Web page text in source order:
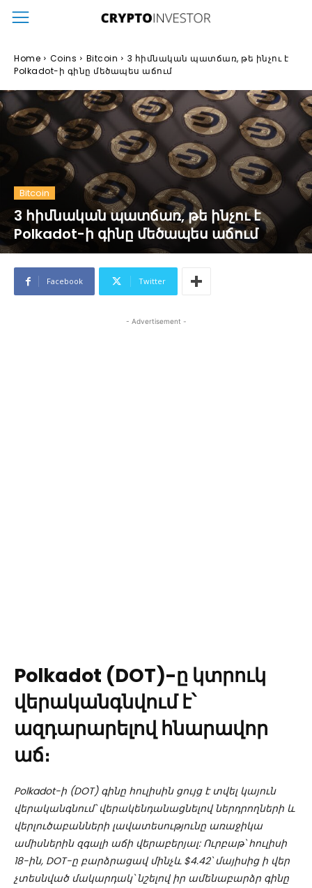
Home Coins Bitcoin
3 հիմնական պատճառ, թե ինչու է
Polkadot-ի գինը մեծապես աճում
Bitcoin
3 հիմնական պատճառ, թե ինչու է
Polkadot-ի գինը մեծապես աճում
Facebook Twitter
- Advertisement -
Polkadot (DOT)-ը կտրուկ
վերականգնվում է՝
ազդարարելով հնարավոր
աճ։
Polkadot-ի (DOT) գինը հուլիսին ցույց է տվել կայուն
վերականգնում՝ վերակենդանացնելով ներդրողների և
վերլուծաբանների լավատեսությունը առաջիկա
ամիսներին զգալի աճի վերաբերյալ: Ուրբաթ՝ հուլիսի
18-ին, DOT-ը բարձրացավ մինչև $4.42՝ մայիսից ի վեր
չտեսնված մակարդակ՝ նշելով իր ամենաբարձր գինը